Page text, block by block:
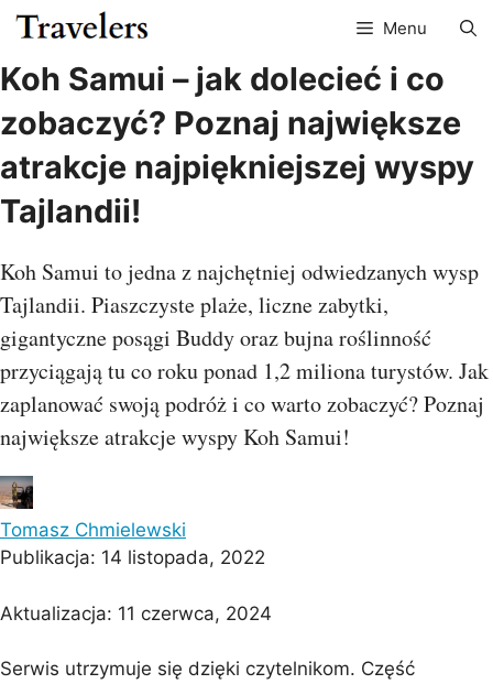
Przejdź
do
treści
Menu
Koh Samui – jak dolecieć i co
zobaczyć? Poznaj największe
atrakcje najpiękniejszej wyspy
Tajlandii!
Koh Samui to jedna z najchętniej odwiedzanych wysp
Tajlandii. Piaszczyste plaże, liczne zabytki,
gigantyczne posągi Buddy oraz bujna roślinność
przyciągają tu co roku ponad 1,2 miliona turystów. Jak
zaplanować swoją podróż i co warto zobaczyć? Poznaj
największe atrakcje wyspy Koh Samui!
Tomasz Chmielewski
Publikacja: 14 listopada, 2022
Aktualizacja: 11 czerwca, 2024
Serwis utrzymuje się dzięki czytelnikom. Część